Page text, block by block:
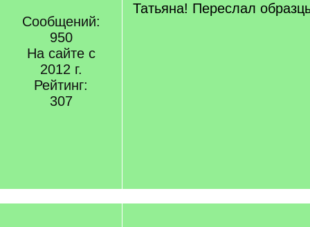
Сообщений:
950
На сайте с
2012 г.
Рейтинг:
307
Татьяна! Переслал